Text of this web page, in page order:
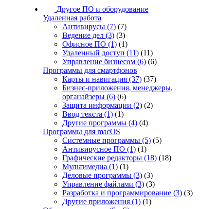
Другое ПО и оборудование
Удаленная работа
Антивирусы (7) (7)
Ведение дел (3) (3)
Офисное ПО (1) (1)
Удаленный доступ (11) (11)
Управление бизнесом (6) (6)
Программы для смартфонов
Карты и навигация (37) (37)
Бизнес-приложения, менеджеры,
органайзеры (6) (6)
Защита информации (2) (2)
Ввод текста (1) (1)
Другие программы (4) (4)
Программы для macOS
Системные программы (5) (5)
Антивирусное ПО (1) (1)
Графические редакторы (18) (18)
Мультимедиа (1) (1)
Деловые программы (3) (3)
Управление файлами (3) (3)
Разработка и программирование (3) (3)
Другие приложения (1) (1)